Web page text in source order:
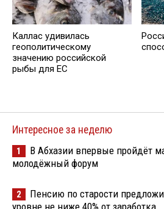
Каллас удивилась
геополитическому
значению российской
рыбы для ЕС
Интересное за неделю
1
В Абхазии впервые пройдёт
молодёжный форум
2
Пенсию по старости